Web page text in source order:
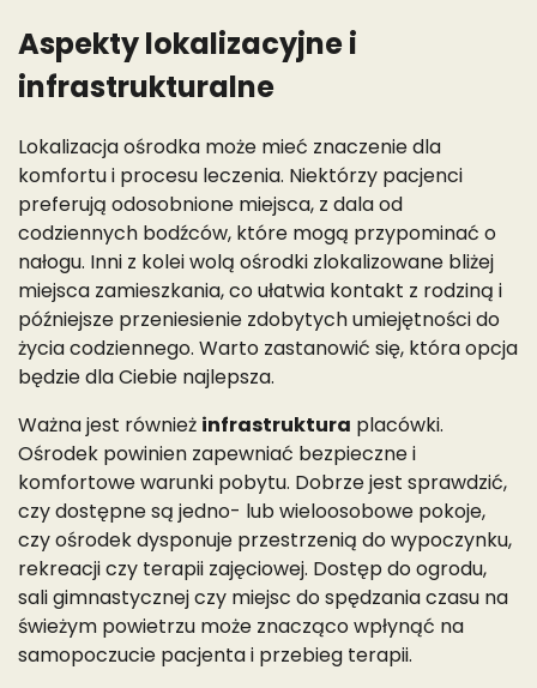
Aspekty lokalizacyjne i
infrastrukturalne
Lokalizacja ośrodka może mieć znaczenie dla
komfortu i procesu leczenia. Niektórzy pacjenci
preferują odosobnione miejsca, z dala od
codziennych bodźców, które mogą przypominać o
nałogu. Inni z kolei wolą ośrodki zlokalizowane bliżej
miejsca zamieszkania, co ułatwia kontakt z rodziną i
późniejsze przeniesienie zdobytych umiejętności do
życia codziennego. Warto zastanowić się, która opcja
będzie dla Ciebie najlepsza.
Ważna jest również infrastruktura placówki.
Ośrodek powinien zapewniać bezpieczne i
komfortowe warunki pobytu. Dobrze jest sprawdzić,
czy dostępne są jedno- lub wieloosobowe pokoje,
czy ośrodek dysponuje przestrzenią do wypoczynku,
rekreacji czy terapii zajęciowej. Dostęp do ogrodu,
sali gimnastycznej czy miejsc do spędzania czasu na
świeżym powietrzu może znacząco wpłynąć na
samopoczucie pacjenta i przebieg terapii.